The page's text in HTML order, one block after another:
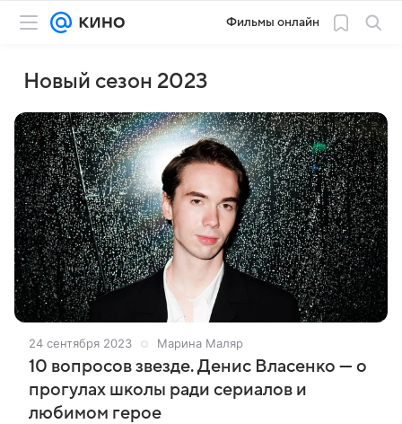
Фильмы онлайн
Новый сезон 2023
24 сентября 2023 Марина Маляр
10 вопросов звезде. Денис Власенко — о
прогулах школы ради сериалов и
любимом герое